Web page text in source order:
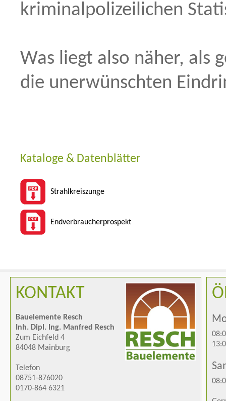
kriminalpolizeilichen
Was liegt also näher, als
die unerwünschten
Kataloge & Datenblätter
Strahlkreiszunge
Endverbraucherprospekt
KONTAKT
Bauelemente Resch
Inh. Dipl. Ing. Manfred Resch
Zum Eichfeld 4
84048 Mainburg
Telefon
08751-876020
0170-864 6321